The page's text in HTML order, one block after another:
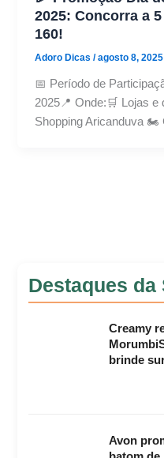
2025: Concorra a
160!
Adoro Dicas/agosto 8, 2025
📅 Período de
2025📍 Onde:🛒 Lojas e
Shopping Aricanduva
Destaques da
Creamy
brinde
Avon